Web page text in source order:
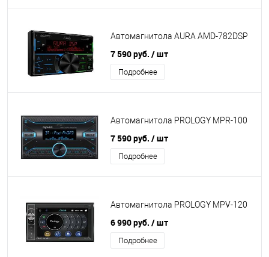
Автомагнитола AURA AMD-782DSP
7 590 руб. / шт
Подробнее
Автомагнитола PROLOGY MPR-100
7 590 руб. / шт
Подробнее
Автомагнитола PROLOGY MPV-120
6 990 руб. / шт
Подробнее